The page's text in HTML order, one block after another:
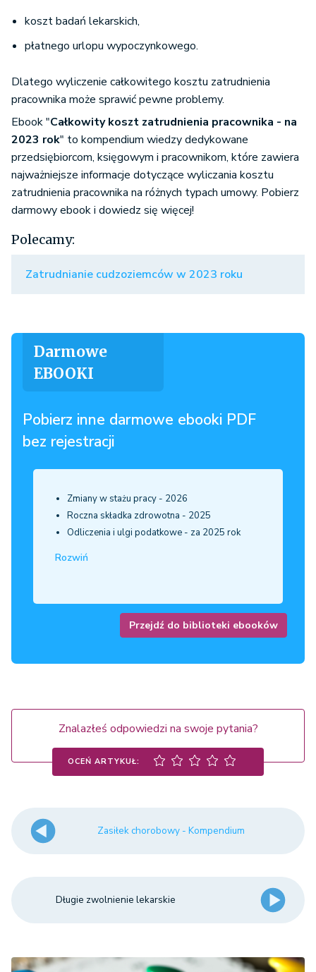
koszt badań lekarskich,
płatnego urlopu wypoczynkowego.
Dlatego wyliczenie całkowitego kosztu zatrudnienia
pracownika może sprawić pewne problemy.
Ebook "Całkowity koszt zatrudnienia pracownika - na
2023 rok" to kompendium wiedzy dedykowane
przedsiębiorcom, księgowym i pracownikom, które zawiera
najważniejsze informacje dotyczące wyliczania kosztu
zatrudnienia pracownika na różnych typach umowy. Pobierz
darmowy ebook i dowiedz się więcej!
Polecamy:
Zatrudnianie cudzoziemców w 2023 roku
Darmowe
EBOOKI
Pobierz inne darmowe ebooki PDF
bez rejestracji
Zmiany w stażu pracy - 2026
Roczna składka zdrowotna - 2025
Odliczenia i ulgi podatkowe - za 2025 rok
Rozwiń
Przejdź do biblioteki ebooków
Znalazłeś odpowiedzi na swoje pytania?
OCEŃ ARTYKUŁ:
Zasiłek chorobowy - Kompendium
Długie zwolnienie lekarskie